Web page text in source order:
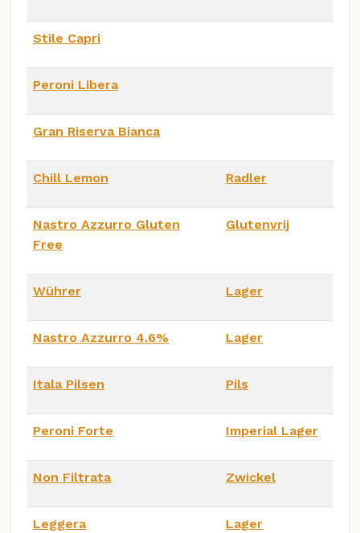
Stile Capri
Peroni Libera
Gran Riserva Bianca
Chill Lemon Radler
Nastro Azzurro Gluten
Free
Glutenvrij
Wührer Lager
Nastro Azzurro 4.6% Lager
Itala Pilsen Pils
Peroni Forte Imperial Lager
Non Filtrata Zwickel
Leggera Lager